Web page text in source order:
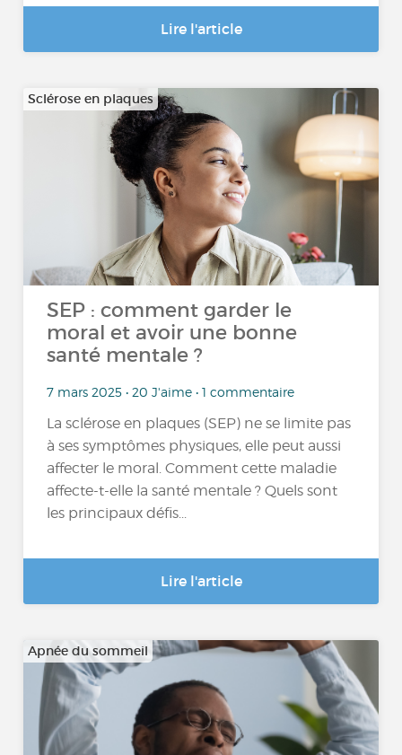
Lire l'article
Sclérose en plaques
SEP : comment garder le
moral et avoir une bonne
santé mentale ?
7 mars 2025 • 20 J'aime • 1 commentaire
La sclérose en plaques (SEP) ne se limite pas
à ses symptômes physiques, elle peut aussi
affecter le moral. Comment cette maladie
affecte-t-elle la santé mentale ? Quels sont
les principaux défis...
Lire l'article
Apnée du sommeil